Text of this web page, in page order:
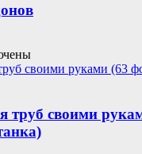
труб своими